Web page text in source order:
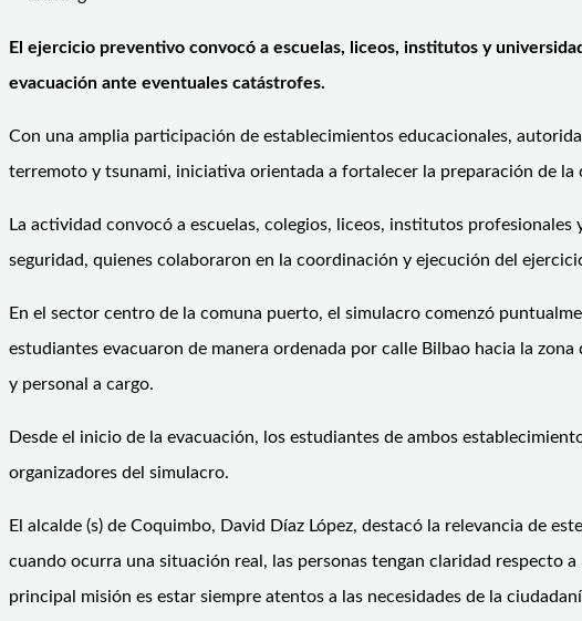
El ejercicio preventivo convocó a escuelas, liceos, institutos y
evacuación ante eventuales catástrofes.
Con una amplia participación de establecimientos educacionales,
terremoto y tsunami, iniciativa orientada a fortalecer la preparación de
La actividad convocó a escuelas, colegios, liceos, institutos
seguridad, quienes colaboraron en la coordinación y ejecución del
En el sector centro de la comuna puerto, el simulacro comenzó
estudiantes evacuaron de manera ordenada por calle Bilbao hacia la
y personal a cargo.
Desde el inicio de la evacuación, los estudiantes de ambos
organizadores del simulacro.
El alcalde (s) de Coquimbo, David Díaz López, destacó la relevancia de
cuando ocurra una situación real, las personas tengan claridad respecto
principal misión es estar siempre atentos a las necesidades de la